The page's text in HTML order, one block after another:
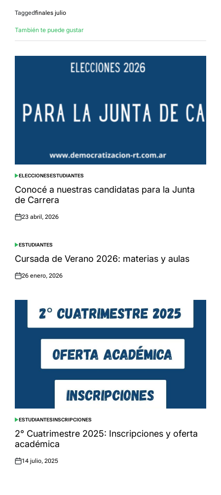
Taggedfinales julio
También te puede gustar
POSTED
IN
ELECCIONESESTUDIANTES
Conocé a nuestras candidatas para la Junta
de Carrera
Posted
23 abril, 2026
POSTED
IN
ESTUDIANTES
Cursada de Verano 2026: materias y aulas
Posted
26 enero, 2026
POSTED
IN
ESTUDIANTESINSCRIPCIONES
2° Cuatrimestre 2025: Inscripciones y oferta
académica
Posted
14 julio, 2025